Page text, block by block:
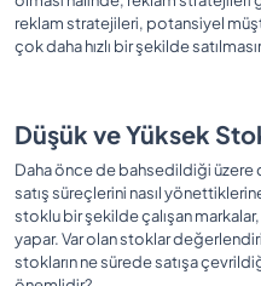
reklam stratejileri, potansiyel
çok daha hızlı bir şekilde
Düşük ve Yüksek
Daha önce de bahsedildiği üzere
satış süreçlerini nasıl
stoklu bir şekilde çalışan
yapar. Var olan stoklar
stokların ne sürede satışa